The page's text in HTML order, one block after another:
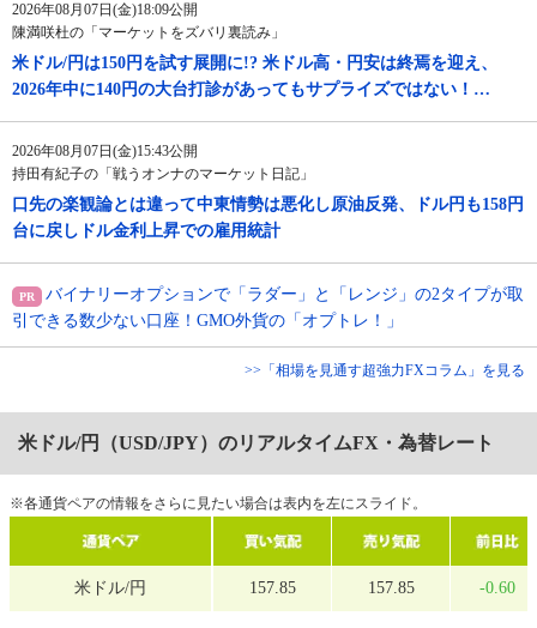
2026年08月07日(金)18:09公開
陳満咲杜の「マーケットをズバリ裏読み」
米ドル/円は150円を試す展開に!? 米ドル高・円安は終焉を迎え、
2026年中に140円の大台打診があってもサプライズではない！…
2026年08月07日(金)15:43公開
持田有紀子の「戦うオンナのマーケット日記」
口先の楽観論とは違って中東情勢は悪化し原油反発、ドル円も158円
台に戻しドル金利上昇での雇用統計
バイナリーオプションで「ラダー」と「レンジ」の2タイプが取
引できる数少ない口座！GMO外貨の「オプトレ！」
>>「相場を見通す超強力FXコラム」を見る
米ドル/円（USD/JPY）のリアルタイムFX・為替レート
※各通貨ペアの情報をさらに見たい場合は表内を左にスライド。
米ドル/円 157.85 157.85 -0.60